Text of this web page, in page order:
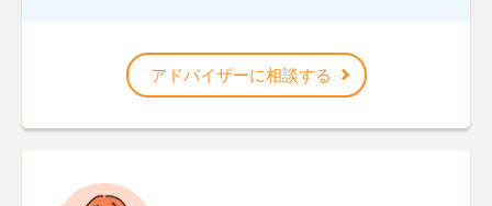
アドバイザーに相談する